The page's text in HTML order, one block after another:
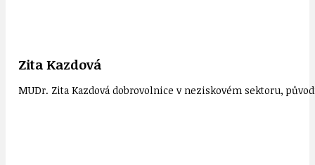
Zita Kazdová
MUDr. Zita Kazdová dobrovolnice v neziskovém sektoru,